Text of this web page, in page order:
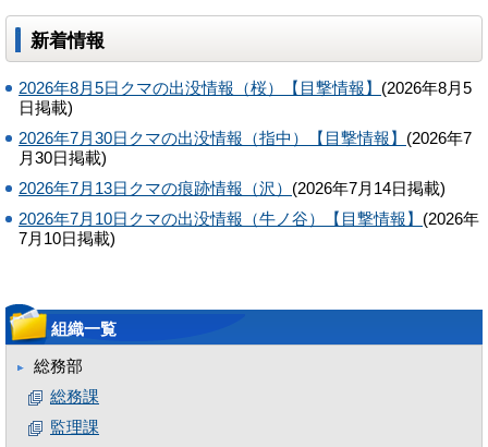
新着情報
2026年8月5日クマの出没情報（桜）【目撃情報】 (2026年8月5
日掲載)
2026年7月30日クマの出没情報（指中）【目撃情報】 (2026年7
月30日掲載)
2026年7月13日クマの痕跡情報（沢） (2026年7月14日掲載)
2026年7月10日クマの出没情報（牛ノ谷）【目撃情報】 (2026年
7月10日掲載)
組織一覧
総務部
総務課
監理課